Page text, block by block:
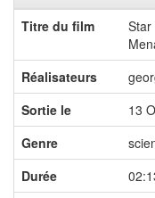
Titre du film
Star
Réalisateurs
Sortie le
13
Genre
Durée